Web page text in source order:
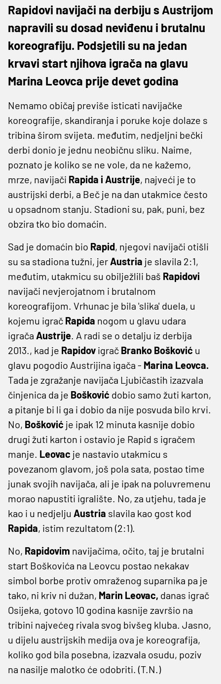
Rapidovi navijači na derbiju s Austrijom
napravili su dosad neviđenu i brutalnu
koreografiju. Podsjetili su na jedan
krvavi start njihova igrača na glavu
Marina Leovca prije devet godina
Nemamo običaj previše isticati navijačke
koreografije, skandiranja i poruke koje dolaze s
tribina širom svijeta. međutim, nedjeljni bečki
derbi donio je jednu neobičnu sliku. Naime,
poznato je koliko se ne vole, da ne kažemo,
mrze, navijači Rapida i Austrije, najveći je to
austrijski derbi, a Beč je na dan utakmice često
u opsadnom stanju. Stadioni su, pak, puni, bez
obzira tko bio domaćin.
Sad je domaćin bio Rapid, njegovi navijači otišli
su sa stadiona tužni, jer Austria je slavila 2:1,
međutim, utakmicu su obilježlili baš Rapidovi
navijači nevjerojatnom i brutalnom
koreografijom. Vrhunac je bila 'slika' duela, u
kojemu igrač Rapida nogom u glavu udara
igrača Austrije. A radi se o detalju iz derbija
2013., kad je Rapidov igrač Branko Bošković u
glavu pogodio Austrijina igača - Marina Leovca.
Tada je zgražanje navijača Ljubičastih izazvala
činjenica da je Bošković dobio samo žuti karton,
a pitanje bi li ga i dobio da nije posvuda bilo krvi.
No, Bošković je ipak 12 minuta kasnije dobio
drugi žuti karton i ostavio je Rapid s igračem
manje. Leovac je nastavio utakmicu s
povezanom glavom, još pola sata, postao time
junak svojih navijača, ali je ipak na poluvremenu
morao napustiti igralište. No, za utjehu, tada je
kao i u nedjelju Austria slavila kao gost kod
Rapida, istim rezultatom (2:1).
No, Rapidovim navijačima, očito, taj je brutalni
start Boškovića na Leovcu postao nekakav
simbol borbe protiv omraženog suparnika pa je
tako, ni kriv ni dužan, Marin Leovac, danas igrač
Osijeka, gotovo 10 godina kasnije završio na
tribini najvećeg rivala svog bivšeg kluba. Jasno,
u dijelu austrijskih medija ova je koreografija,
koliko god bila posebna, izazvala osudu, poziv
na nasilje malotko će odobriti. (T.N.)